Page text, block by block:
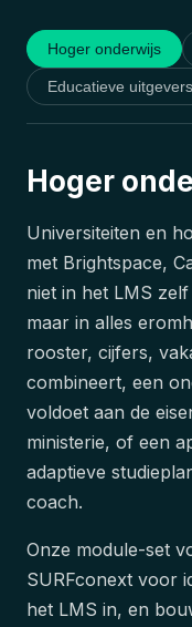
Hoger onderwijs
Educatieve uitgevers
Hoger
Universiteiten en
met Brightspace,
niet in het LMS
maar in alles
rooster, cijfers,
combineert, een
voldoet aan de
ministerie, of een
adaptieve
coach.
Onze module-set
SURFconext voor
het LMS in, en